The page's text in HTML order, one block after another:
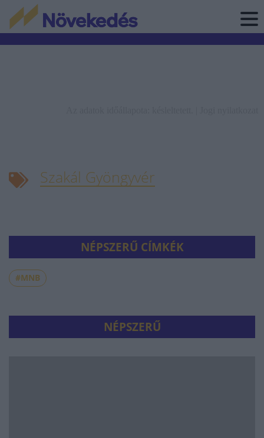
Szakál Gyöngyvér
NÉPSZERŰ CÍMKÉK
#MNB
NÉPSZERŰ